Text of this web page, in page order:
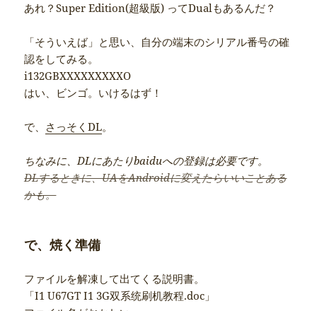
あれ？Super Edition(超級版) ってDualもあるんだ？
「そういえば」と思い、自分の端末のシリアル番号の確
認をしてみる。
i132GBXXXXXXXXXO
はい、ビンゴ。いけるはず！
で、 さっそくDL。
ちなみに、DLにあたりbaiduへの登録は必要です。
DLするときに、UAをAndroidに変えたらいいことある
かも。
で、焼く準備
ファイルを解凍して出てくる説明書。
「I1 U67GT I1 3G双系统刷机教程.doc」